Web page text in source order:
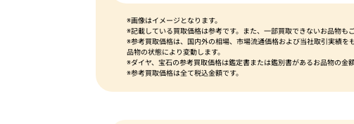
※画像はイメージとなります。
※記載している買取価格は参考です。また、一部買取できないお品物も
※参考買取価格は、国内外の相場、市場流通価格および当社取引実績
品物の状態により変動します。
※ダイヤ、宝石の参考買取価格は鑑定書または鑑別書があるお品物の金額
※参考買取価格は全て税込金額です。